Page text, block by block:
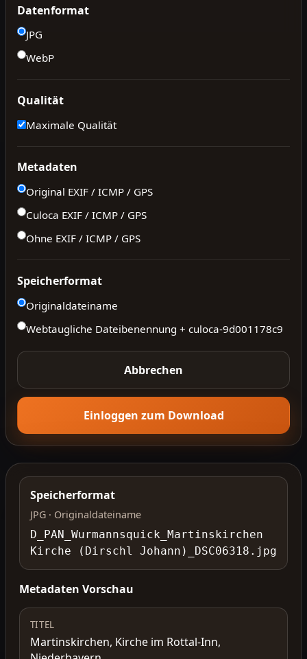
Datenformat
JPG
WebP
Qualität
Maximale Qualität
Metadaten
Original EXIF / ICMP / GPS
Culoca EXIF / ICMP / GPS
Ohne EXIF / ICMP / GPS
Speicherformat
Originaldateiname
Webtaugliche Dateibenennung + culoca-9d001178c9
Abbrechen
Einloggen zum Download
Speicherformat
JPG · Originaldateiname
D_PAN_Wurmannsquick_Martinskirchen
Kirche (Dirschl Johann)_DSC06318.jpg
Metadaten Vorschau
TITEL
Martinskirchen, Kirche im Rottal-Inn,